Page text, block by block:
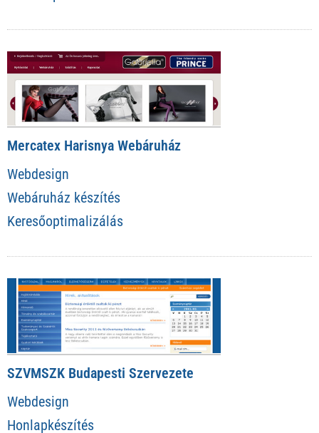
Mercatex Harisnya Webáruház
Webdesign
Webáruház készítés
Keresőoptimalizálás
SZVMSZK Budapesti Szervezete
Webdesign
Honlapkészítés